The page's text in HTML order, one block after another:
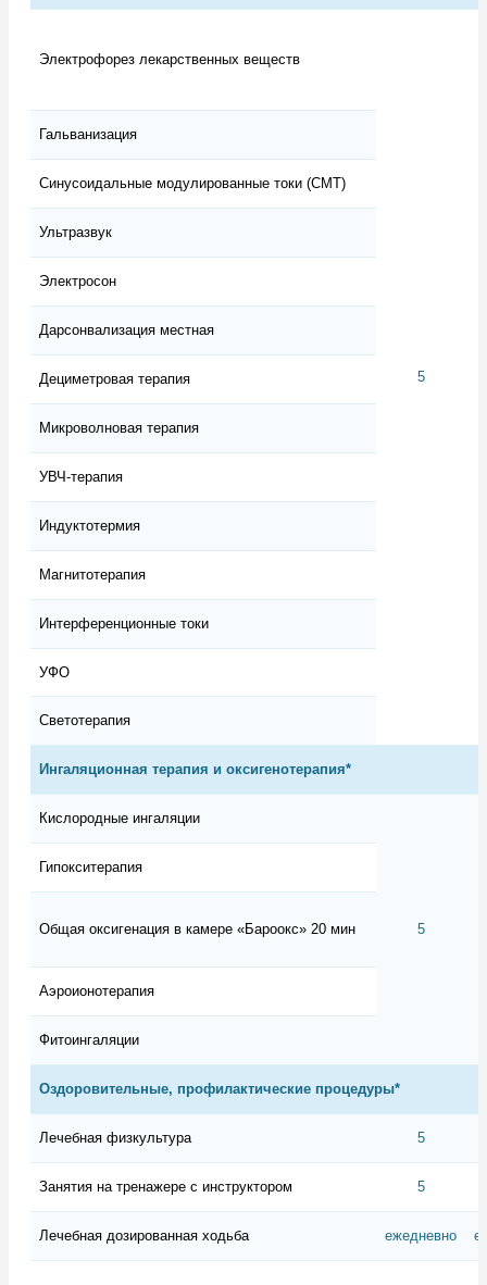
Электрофорез лекарственных веществ
5
Гальванизация
Синусоидальные модулированные токи (СМТ)
Ультразвук
Электросон
Дарсонвализация местная
Дециметровая терапия
Микроволновая терапия
УВЧ-терапия
Индуктотермия
Магнитотерапия
Интерференционные токи
УФО
Светотерапия
Ингаляционная терапия и оксигенотерапия*
Кислородные ингаляции
5
Гипокситерапия
Общая оксигенация в камере «Бароокс» 20 мин
Аэроионотерапия
Фитоингаляции
Оздоровительные, профилактические процедуры*
Лечебная физкультура 5
Занятия на тренажере с инструктором 5
Лечебная дозированная ходьба ежедневно